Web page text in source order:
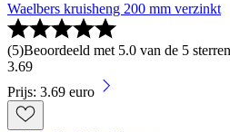
Waelbers kruisheng 200 mm verzinkt
(5)Beoordeeld met 5.0 van de 5
3.69
Prijs: 3.69 euro